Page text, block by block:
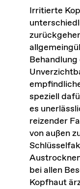
Service
Über Uns &
Suche
nach:
Irritierte
speziell
es
reizender
von außen
bei allen
Kopfhaut